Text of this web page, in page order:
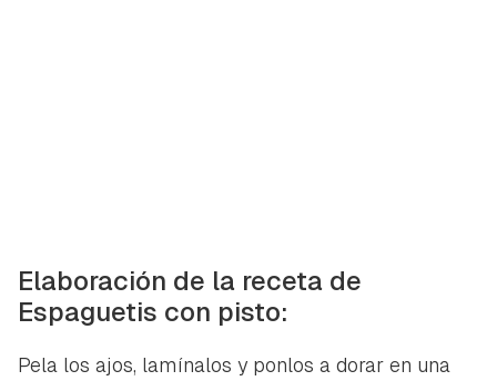
Elaboración de la receta de
Espaguetis con pisto:
Pela los ajos, lamínalos y ponlos a dorar en una